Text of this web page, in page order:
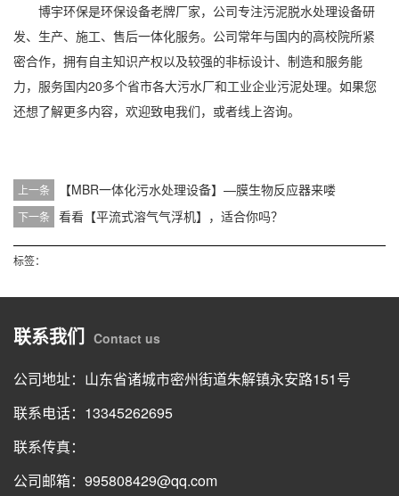
博宇环保是环保设备老牌厂家，公司专注污泥脱水处理设备研
发、生产、施工、售后一体化服务。公司常年与国内的高校院所紧
密合作，拥有自主知识产权以及较强的非标设计、制造和服务能
力，服务国内20多个省市各大污水厂和工业企业污泥处理。如果您
还想了解更多内容，欢迎致电我们，或者线上咨询。
上一条 【MBR一体化污水处理设备】—膜生物反应器来喽
下一条 看看【平流式溶气气浮机】，适合你吗？
标签：
联系我们 Contact us
公司地址：山东省诸城市密州街道朱解镇永安路151号
联系电话：13345262695
联系传真：
公司邮箱：995808429@qq.com